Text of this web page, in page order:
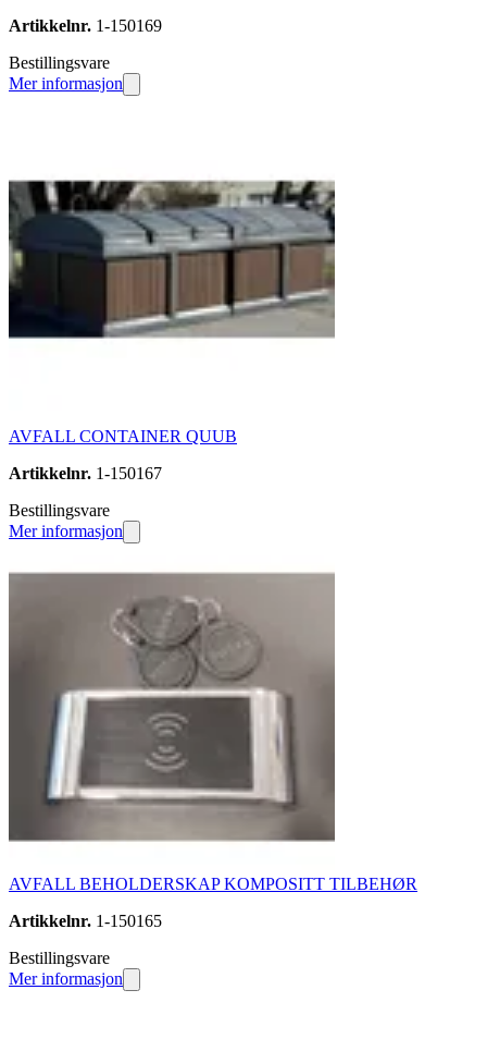
Artikkelnr. 1-150169
Bestillingsvare
Mer informasjon
AVFALL CONTAINER QUUB
Artikkelnr. 1-150167
Bestillingsvare
Mer informasjon
AVFALL BEHOLDERSKAP KOMPOSITT TILBEHØR
Artikkelnr. 1-150165
Bestillingsvare
Mer informasjon